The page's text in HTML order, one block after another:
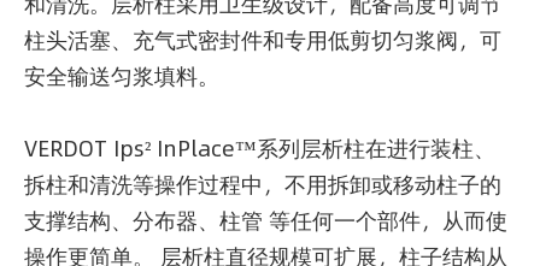
柱头活塞、充气式密封件和专用低剪切匀浆阀，可
安全输送匀浆填料。
VERDOT Ips² InPlace™系列层析柱在进行装柱、
拆柱和清洗等操作过程中，不用拆卸或移动柱子的
支撑结构、分布器、柱管 等任何一个部件，从而使
操作更简单。 层析柱直径规模可扩展，柱子结构从